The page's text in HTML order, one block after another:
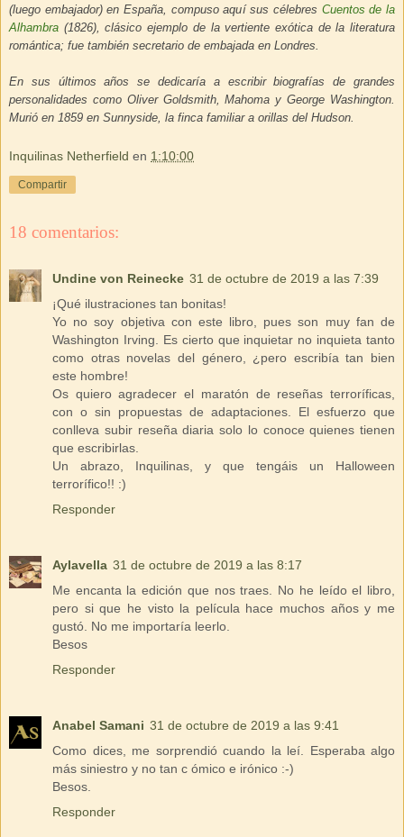
(luego embajador) en España, compuso aquí sus célebres Cuentos de la
Alhambra (1826), clásico ejemplo de la vertiente exótica de la literatura
romántica; fue también secretario de embajada en Londres.
En sus últimos años se dedicaría a escribir biografías de grandes
personalidades como Oliver Goldsmith, Mahoma y George Washington.
Murió en 1859 en Sunnyside, la finca familiar a orillas del Hudson.
Inquilinas Netherfield en 1:10:00
Compartir
18 comentarios:
Undine von Reinecke 31 de octubre de 2019 a las 7:39
¡Qué ilustraciones tan bonitas!
Yo no soy objetiva con este libro, pues son muy fan de
Washington Irving. Es cierto que inquietar no inquieta tanto
como otras novelas del género, ¿pero escribía tan bien
este hombre!
Os quiero agradecer el maratón de reseñas terroríficas,
con o sin propuestas de adaptaciones. El esfuerzo que
conlleva subir reseña diaria solo lo conoce quienes tienen
que escribirlas.
Un abrazo, Inquilinas, y que tengáis un Halloween
terrorífico!! :)
Responder
Aylavella 31 de octubre de 2019 a las 8:17
Me encanta la edición que nos traes. No he leído el libro,
pero si que he visto la película hace muchos años y me
gustó. No me importaría leerlo.
Besos
Responder
Anabel Samani 31 de octubre de 2019 a las 9:41
Como dices, me sorprendió cuando la leí. Esperaba algo
más siniestro y no tan c ómico e irónico :-)
Besos.
Responder